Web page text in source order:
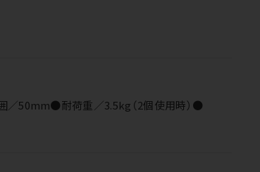
／50mm●耐荷重／3.5kg（2個使用時）●